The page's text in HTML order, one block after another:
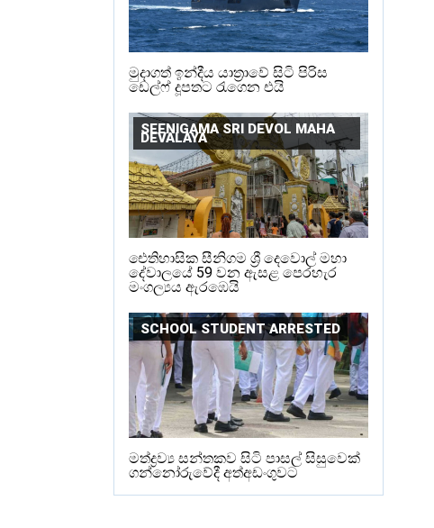
මුදාගත් ඉන්දීය යාත්‍රාවේ සිටි පිරිස
ඩෙල්ෆ් දූපතට රැගෙන එයි
SEENIGAMA SRI DEVOL MAHA
DEVALAYA
ඓතිහාසික සීනිගම ශ්‍රී දෙවොල් මහා
දේවාලයේ 59 වන ඇසළ පෙරහැර
මංගල්‍යය ඇරඹෙයි
SCHOOL STUDENT ARRESTED
මත්ද්‍රව්‍ය සන්තකව සිටි පාසල් සිසුවෙක්
ගන්නෝරුවේදී අත්අඩංගුවට